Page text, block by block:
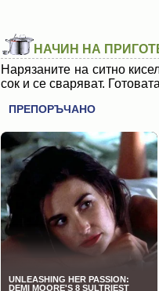
НАЧИН НА
Нарязаните на ситно
сок и се сваряват.